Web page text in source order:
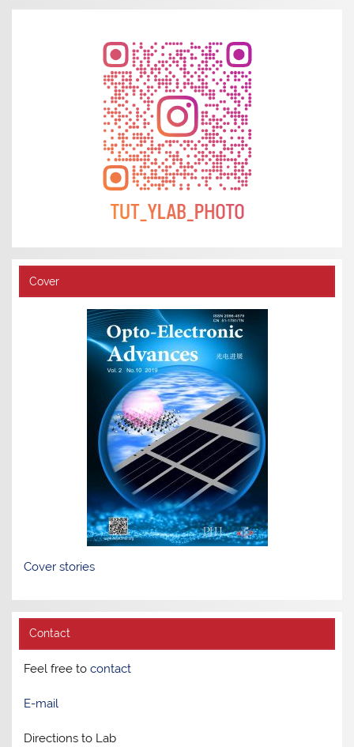
Cover
Cover stories
Contact
Feel free tocontact
E-mail
Directions to Lab